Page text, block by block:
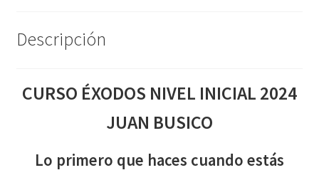
Descripción
CURSO ÉXODOS NIVEL INICIAL 2024
JUAN BUSICO
Lo primero que haces cuando estás